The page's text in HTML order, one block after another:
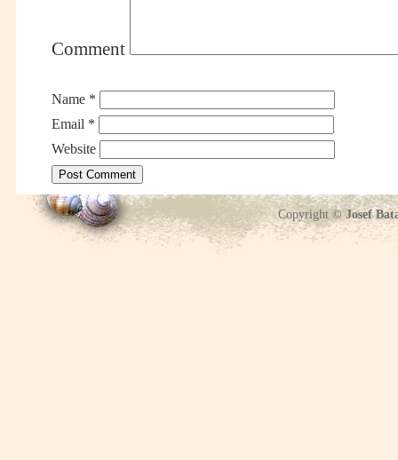
Comment
Name *
Email *
Website
Copyright ©Josef